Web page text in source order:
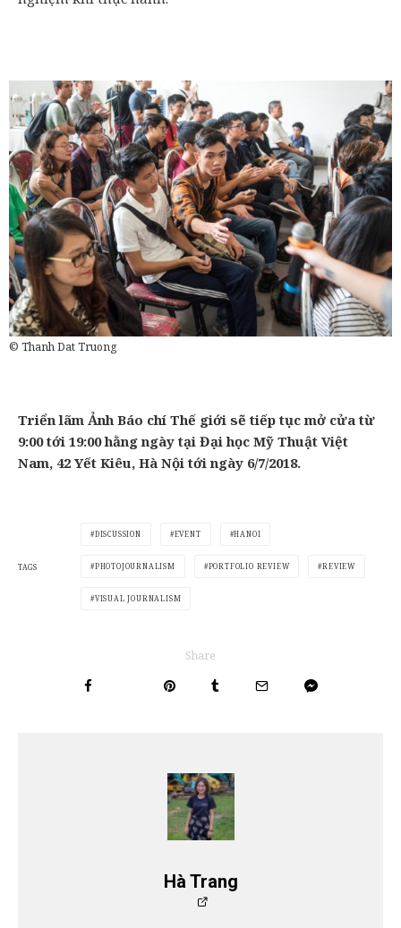
© Thanh Dat Truong
Triển lãm Ảnh Báo chí Thế giới sẽ tiếp tục mở cửa từ
9:00 tới 19:00 hằng ngày tại Đại học Mỹ Thuật Việt
Nam, 42 Yết Kiêu, Hà Nội tới ngày 6/7/2018.
TAGS
DISCUSSION EVENT HANOI
PHOTOJOURNALISM PORTFOLIO REVIEW REVIEW
VISUAL JOURNALISM
Share
Hà Trang